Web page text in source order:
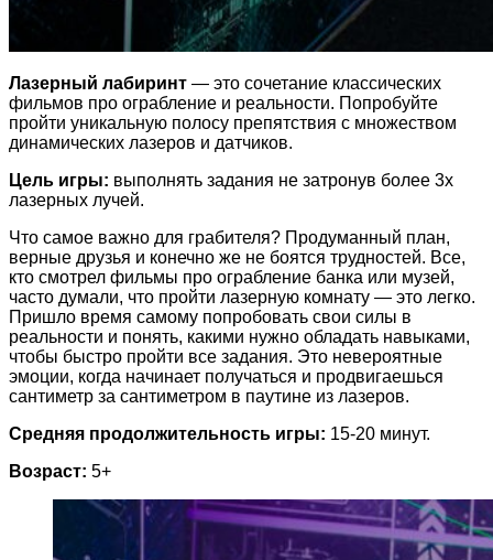
Лазерный лабиринт — это сочетание классических
фильмов про ограбление и реальности. Попробуйте
пройти уникальную полосу препятствия с множеством
динамических лазеров и датчиков.
Цель игры: выполнять задания не затронув более 3х
лазерных лучей.
Что самое важно для грабителя? Продуманный план,
верные друзья и конечно же не боятся трудностей. Все,
кто смотрел фильмы про ограбление банка или музей,
часто думали, что пройти лазерную комнату — это легко.
Пришло время самому попробовать свои силы в
реальности и понять, какими нужно обладать навыками,
чтобы быстро пройти все задания. Это невероятные
эмоции, когда начинает получаться и продвигаешься
сантиметр за сантиметром в паутине из лазеров.
Средняя продолжительность игры: 15-20 минут.
Возраст: 5+